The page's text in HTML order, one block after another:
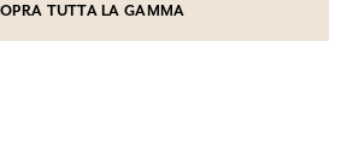
TUTTA LA GAMMA